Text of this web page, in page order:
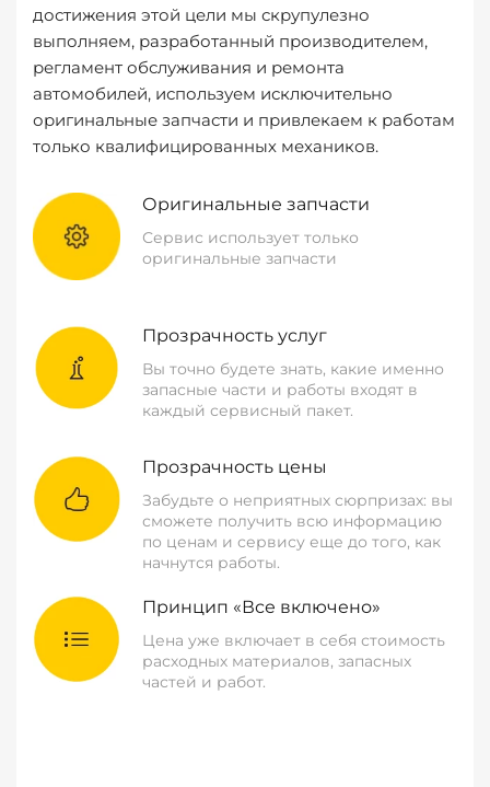
достижения этой цели мы скрупулезно
выполняем, разработанный производителем,
регламент обслуживания и ремонта
автомобилей, используем исключительно
оригинальные запчасти и привлекаем к работам
только квалифицированных механиков.
Оригинальные запчасти
Сервис использует только
оригинальные запчасти
Прозрачность услуг
Вы точно будете знать, какие именно
запасные части и работы входят в
каждый сервисный пакет.
Прозрачность цены
Забудьте о неприятных сюрпризах: вы
сможете получить всю информацию
по ценам и сервису еще до того, как
начнутся работы.
Принцип «Все включено»
Цена уже включает в себя стоимость
расходных материалов, запасных
частей и работ.